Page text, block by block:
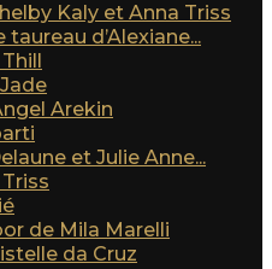
Kaly et Anna Triss
d’Alexiane...
Arekin
et Julie Anne...
de Mila Marelli
da Cruz